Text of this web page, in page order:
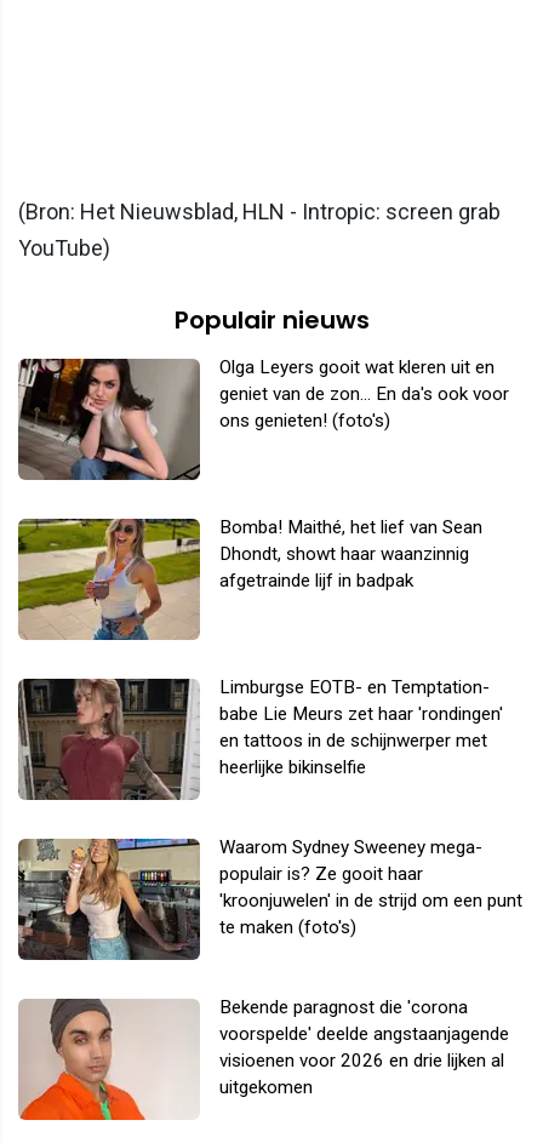
(Bron: Het Nieuwsblad, HLN - Intropic: screen grab
YouTube)
Populair nieuws
Olga Leyers gooit wat kleren uit en
geniet van de zon... En da's ook voor
ons genieten! (foto's)
Bomba! Maithé, het lief van Sean
Dhondt, showt haar waanzinnig
afgetrainde lijf in badpak
Limburgse EOTB- en Temptation-
babe Lie Meurs zet haar 'rondingen'
en tattoos in de schijnwerper met
heerlijke bikinselfie
Waarom Sydney Sweeney mega-
populair is? Ze gooit haar
'kroonjuwelen' in de strijd om een punt
te maken (foto's)
Bekende paragnost die 'corona
voorspelde' deelde angstaanjagende
visioenen voor 2026 en drie lijken al
uitgekomen